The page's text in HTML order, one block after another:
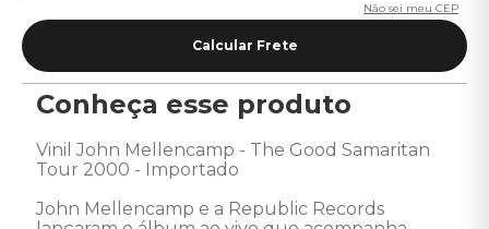
Não sei meu CEP
Conheça esse produto
Vinil John Mellencamp - The Good Samaritan
Tour 2000 - Importado
John Mellencamp e a Republic Records